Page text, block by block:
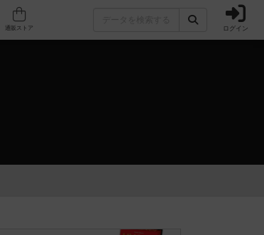
人気ボードゲーム ログイン